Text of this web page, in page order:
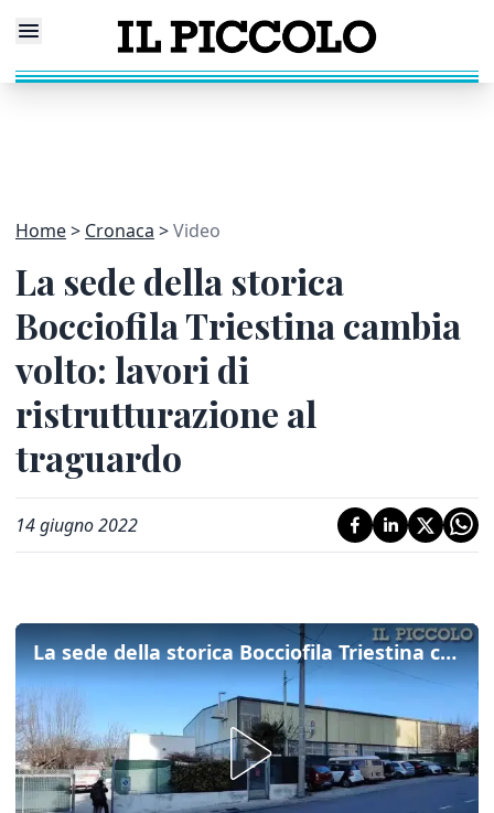
Home Cronaca Video
La sede della storica
Bocciofila Triestina cambia
volto: lavori di
ristrutturazione al
traguardo
14 giugno 2022
La sede della storica Bocciofila Triestina cambia volto: lavori di ristrutturazione al traguardo